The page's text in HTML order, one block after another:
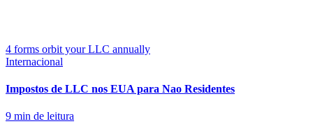
4 forms orbit your LLC annually
Internacional
Impostos de LLC nos EUA para Nao Residentes
9 min de leitura